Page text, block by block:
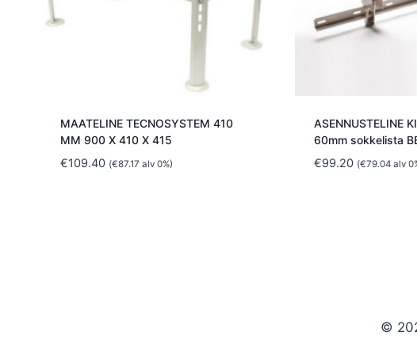
MAATELINE TECNOSYSTEM 410
MM 900 X 410 X 415
€109.40 (€87.17 alv 0%)
ASENNUSTELINE
60mm sokkelista
€99.20 (€79.04 alv
©